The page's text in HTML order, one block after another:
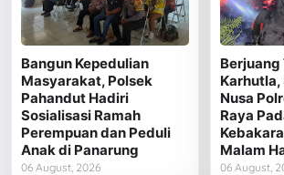
Bangun Kepedulian
Masyarakat, Polsek
Pahandut Hadiri
Sosialisasi Ramah
Perempuan dan Peduli
Anak di Panarung
06 August, 2026
Berjuang
Nusa
Raya
Malam
06 August,